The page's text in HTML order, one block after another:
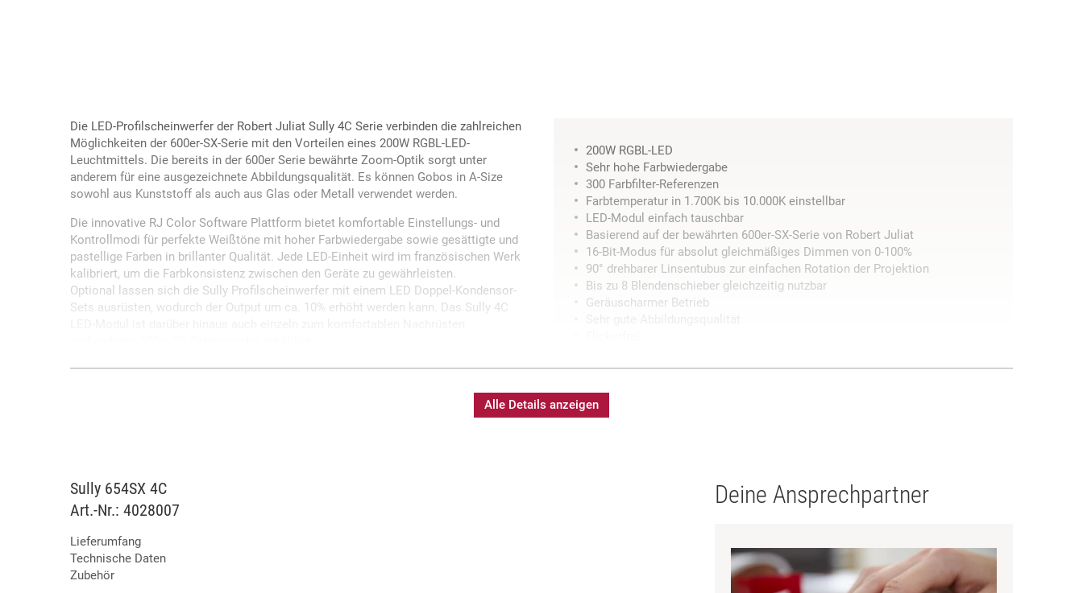
Die LED-Profilscheinwerfer der Robert Juliat Sully 4C Serie verbinden die zahlreichen
Möglichkeiten der 600er-SX-Serie mit den Vorteilen eines 200W RGBL-LED-
Leuchtmittels. Die bereits in der 600er Serie bewährte Zoom-Optik sorgt unter
anderem für eine ausgezeichnete Abbildungsqualität. Es können Gobos in A-Size
sowohl aus Kunststoff als auch aus Glas oder Metall verwendet werden.
Die innovative RJ Color Software Plattform bietet komfortable Einstellungs- und
Kontrollmodi für perfekte Weißtöne mit hoher Farbwiedergabe sowie gesättigte und
pastellige Farben in brillanter Qualität. Jede LED-Einheit wird im französischen Werk
kalibriert, um die Farbkonsistenz zwischen den Geräte zu gewährleisten.
Optional lassen sich die Sully Profilscheinwerfer mit einem LED Doppel-Kondensor-
Sets ausrüsten, wodurch der Output um ca. 10% erhöht werden kann. Das Sully 4C
200W RGBL-LED
Sehr hohe Farbwiedergabe
300 Farbfilter-Referenzen
Farbtemperatur in 1.700K bis 10.000K einstellbar
LED-Modul einfach tauschbar
Basierend auf der bewährten 600er-SX-Serie von Robert Juliat
16-Bit-Modus für absolut gleichmäßiges Dimmen von 0-100%
90° drehbarer Linsentubus zur einfachen Rotation der Projektion
Bis zu 8 Blendenschieber gleichzeitig nutzbar
Geräuscharmer Betrieb
Alle Details anzeigen
Sully 654SX 4C
Art.-Nr.: 4028007
Lieferumfang
Technische Daten
Zubehör
Deine Ansprechpartner